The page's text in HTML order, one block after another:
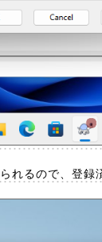
れるので、登録